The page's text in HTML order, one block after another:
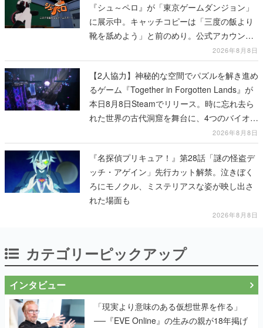
『シュ～ペロ』が「東京ゲームダンジョン」
に展示中。キャッチコピーは「三度の飯より
靴を舐めよう」と前のめり。公式アカウント
も開設され、2026年リリースに向けて開発中
2026年8月8日
【2人協力】神秘的な空間でパズルを解き進め
るゲーム『Together in Forgotten Lands』が
本日8月8日Steamでリリース。時に忘れ去ら
れた世界の古代洞窟を舞台に、4つのバイオー
2026年8月8日
『名探偵プリキュア！』第28話「謎の怪盗デ
ッチ・アゲイン」先行カット解禁。泣きぼく
ろにモノクル、ミステリアスな姿が映し出さ
れた場面も
2026年8月8日
カテゴリーピックアップ
インタビュー
「現実より意味のある仮想世界を作る」
──『EVE Online』の生みの親が18年掲げ